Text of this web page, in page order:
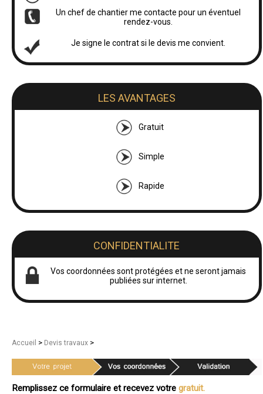
Un chef de chantier me contacte pour un éventuel
rendez-vous.
Je signe le contrat si le devis me convient.
LES AVANTAGES
Gratuit
Simple
Rapide
CONFIDENTIALITE
Vos coordonnées sont protégées et ne seront jamais
publiées sur internet.
Accueil > Devis travaux >
Remplissez ce formulaire et recevez votre gratuit.